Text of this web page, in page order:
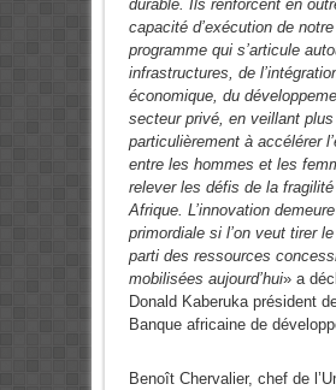
durable. Ils renforcent en
capacité d’exécution de
programme qui s’articule
infrastructures, de
économique, du
secteur privé, en veillant plus
particulièrement à accélérer
entre les hommes et les
relever les défis de la fragilité
Afrique. L’innovation demeure
primordiale si l’on veut tirer
parti des ressources
mobilisées aujourd’hui» a
Donald Kaberuka président
Banque africaine de
Benoît Chervalier, chef de